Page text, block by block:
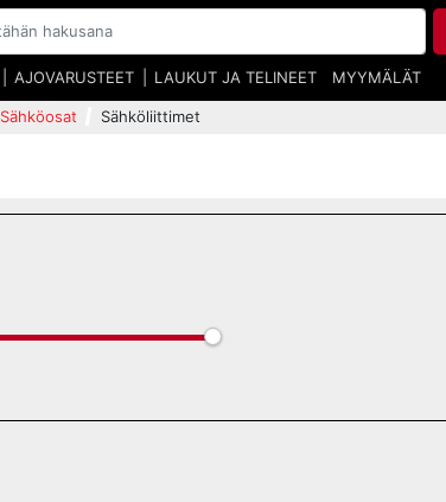
AJOVARUSTEET LAUKUT JA TELINEET MYYMÄLÄT
Sähköosat Sähköliittimet